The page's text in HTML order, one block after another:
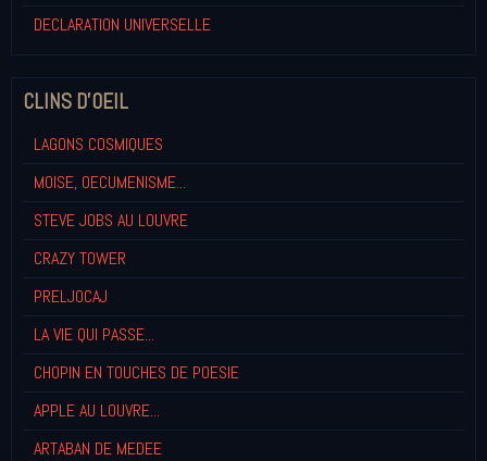
DECLARATION UNIVERSELLE
CLINS D'OEIL
LAGONS COSMIQUES
MOISE, OECUMENISME...
STEVE JOBS AU LOUVRE
CRAZY TOWER
PRELJOCAJ
LA VIE QUI PASSE...
CHOPIN EN TOUCHES DE POESIE
APPLE AU LOUVRE...
ARTABAN DE MEDEE